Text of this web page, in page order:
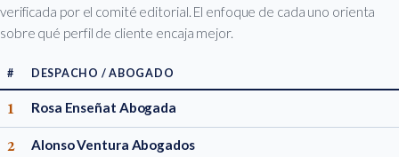
verificada por el comité editorial. El enfoque de cada uno orienta
sobre qué perfil de cliente encaja mejor.
# DESPACHO / ABOGADO
1 Rosa Enseñat Abogada
2 Alonso Ventura Abogados